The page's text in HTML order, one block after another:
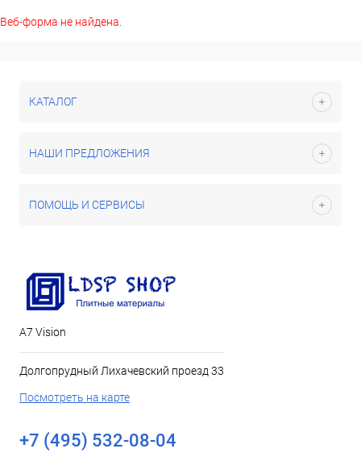
Веб-форма не найдена.
КАТАЛОГ
НАШИ ПРЕДЛОЖЕНИЯ
ПОМОЩЬ И СЕРВИСЫ
А7 Vision
Долгопрудный Лихачевский проезд 33
Посмотреть на карте
+7 (495) 532-08-04